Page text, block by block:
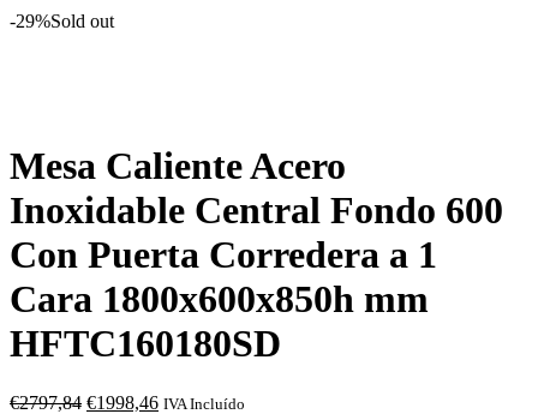
original
-29%Sold out
Mesa Caliente Acero
Inoxidable Central Fondo 600
Con Puerta Corredera a 1
Cara 1800x600x850h mm
HFTC160180SD
€2797,84 O
€1998,46OIVA Incluído